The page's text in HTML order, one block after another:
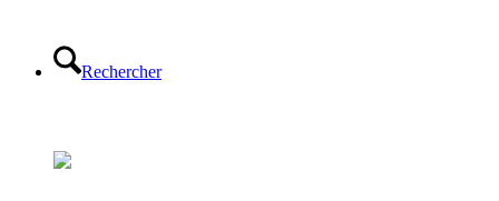
Rechercher